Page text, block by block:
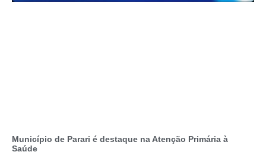
Município de Parari é destaque na Atenção Primária à
Saúde